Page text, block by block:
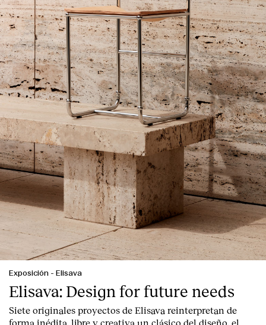
Contacto
Exposición - Elisava
Elisava: Design for future needs
Siete originales proyectos de Elisava reinterpretan de
forma inédita, libre y creativa un clásico del diseño, el